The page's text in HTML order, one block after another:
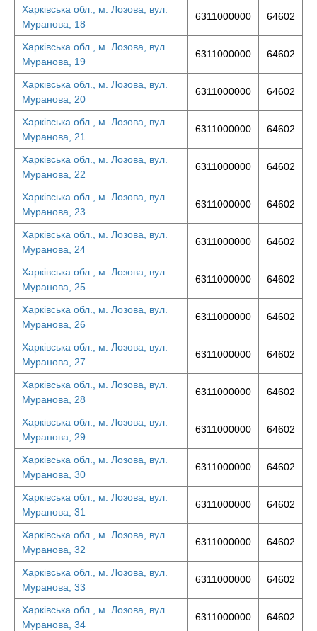
Харківська обл., м. Лозова, вул.
Муранова, 18
6311000000 64602
Харківська обл., м. Лозова, вул.
Муранова, 19
6311000000 64602
Харківська обл., м. Лозова, вул.
Муранова, 20
6311000000 64602
Харківська обл., м. Лозова, вул.
Муранова, 21
6311000000 64602
Харківська обл., м. Лозова, вул.
Муранова, 22
6311000000 64602
Харківська обл., м. Лозова, вул.
Муранова, 23
6311000000 64602
Харківська обл., м. Лозова, вул.
Муранова, 24
6311000000 64602
Харківська обл., м. Лозова, вул.
Муранова, 25
6311000000 64602
Харківська обл., м. Лозова, вул.
Муранова, 26
6311000000 64602
Харківська обл., м. Лозова, вул.
Муранова, 27
6311000000 64602
Харківська обл., м. Лозова, вул.
Муранова, 28
6311000000 64602
Харківська обл., м. Лозова, вул.
Муранова, 29
6311000000 64602
Харківська обл., м. Лозова, вул.
Муранова, 30
6311000000 64602
Харківська обл., м. Лозова, вул.
Муранова, 31
6311000000 64602
Харківська обл., м. Лозова, вул.
Муранова, 32
6311000000 64602
Харківська обл., м. Лозова, вул.
Муранова, 33
6311000000 64602
Харківська обл., м. Лозова, вул.
Муранова, 34
6311000000 64602